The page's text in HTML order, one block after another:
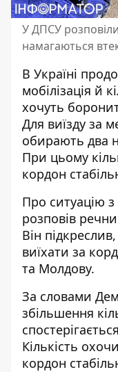
У ДПСУ
намагаються
В Україні
мобілізація й
хочуть
Для виїзду за
обирають два
При цьому
кордон
Про ситуацію з
розповів
Він
виїхати за
та Молдову.
За словами
збільшення
Кількість
кордон